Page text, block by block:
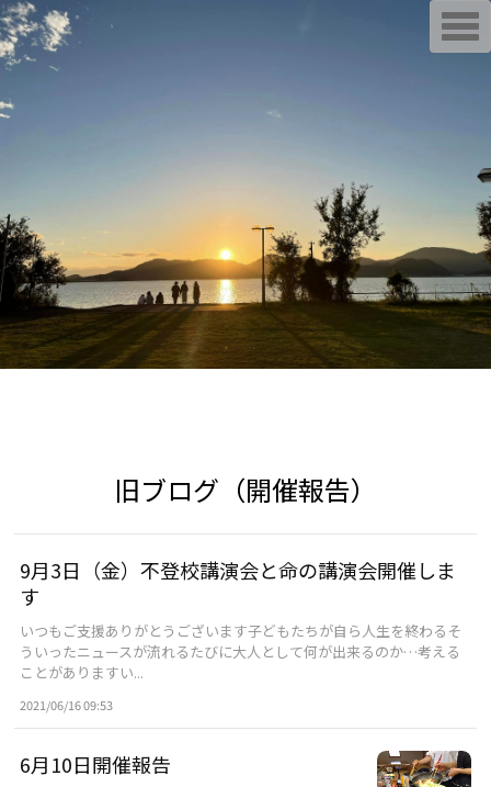
旧ブログ（開催報告）
9月3日（金）不登校講演会と命の講演会開催しま
す
いつもご支援ありがとうございます子どもたちが自ら人生を終わるそ
ういったニュースが流れるたびに大人として何が出来るのか…考える
ことがありますい...
2021/06/16 09:53
6月10日開催報告
T
o
g
o